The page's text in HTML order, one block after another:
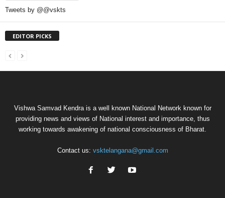
Tweets by @@vskts
EDITOR PICKS
Vishwa Samvad Kendra is a well known National Network known for
providing news and views of National interest and importance, thus
working towards awakening of national consciousness of Bharat.
Contact us: vsktelangana@gmail.com